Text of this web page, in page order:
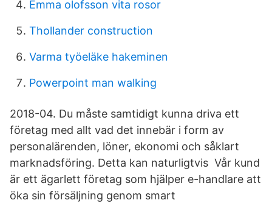
Emma olofsson vita rosor
Thollander construction
Varma työeläke hakeminen
Powerpoint man walking
2018-04. Du måste samtidigt kunna driva ett
företag med allt vad det innebär i form av
personalärenden, löner, ekonomi och såklart
marknadsföring. Detta kan naturligtvis Vår kund
är ett ägarlett företag som hjälper e-handlare att
öka sin försäljning genom smart